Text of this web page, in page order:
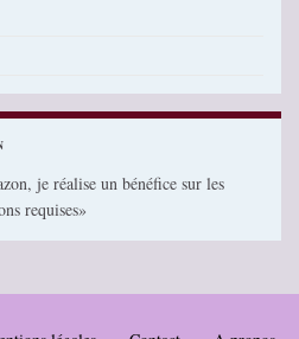
je réalise un bénéfice sur les
requises»